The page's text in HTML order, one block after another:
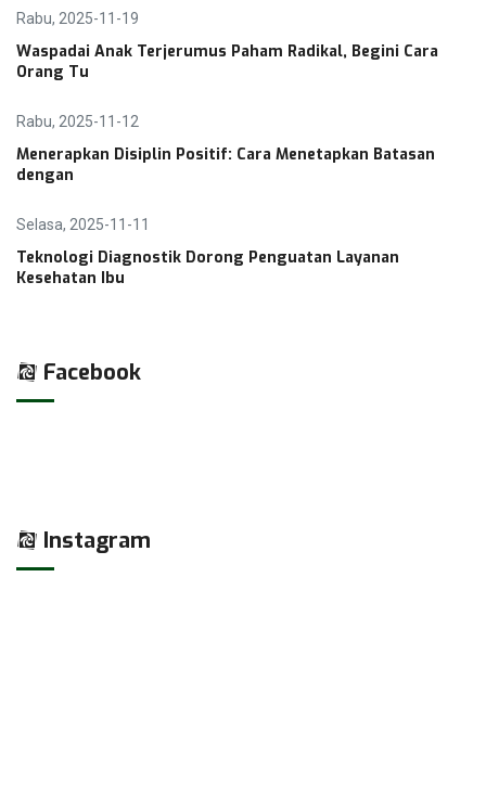
Rabu, 2025-11-19
Waspadai Anak Terjerumus Paham Radikal, Begini Cara
Orang Tu
Rabu, 2025-11-12
Menerapkan Disiplin Positif: Cara Menetapkan Batasan
dengan
Selasa, 2025-11-11
Teknologi Diagnostik Dorong Penguatan Layanan
Kesehatan Ibu
Facebook
Instagram